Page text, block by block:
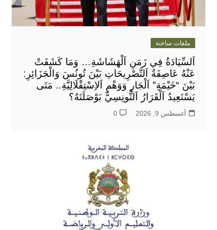
ملفات ساخنة
اَلسِّيَادَةُ فِي زَمَنِ اَلْهَشَاشَةِ… وَمَا كَشَفَتْ
عَنْهُ عَاصِفَةُ اَلتَّصْرِيحَاتِ بَيْنَ تُونُسَ وَالْجَزَائِرِ:
بَيْنَ “خَيْمَةِ” اَلْجَارِ وَوَهْمِ اَلاِسْتِقْلَالِيَّةِ.. مَتَى
يَسْتَعِيدُ اَلْقَرَارُ اَلتُّونِسِيُّ بَوْصَلَتَهُ؟
أغسطس 9, 2026 0